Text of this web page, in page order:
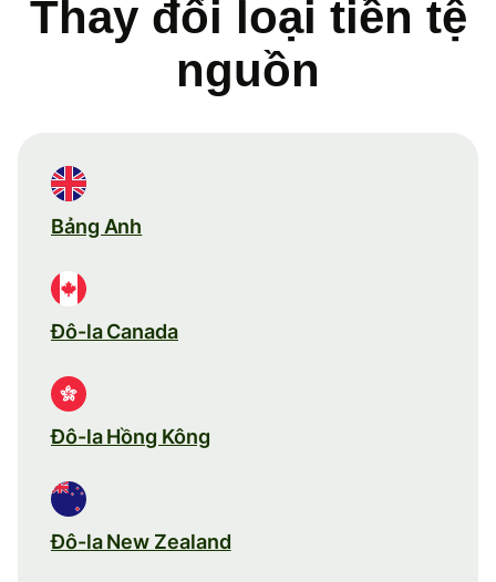
Thay đổi loại tiền tệ
nguồn
Bảng Anh
Đô-la Canada
Đô-la Hồng Kông
Đô-la New Zealand